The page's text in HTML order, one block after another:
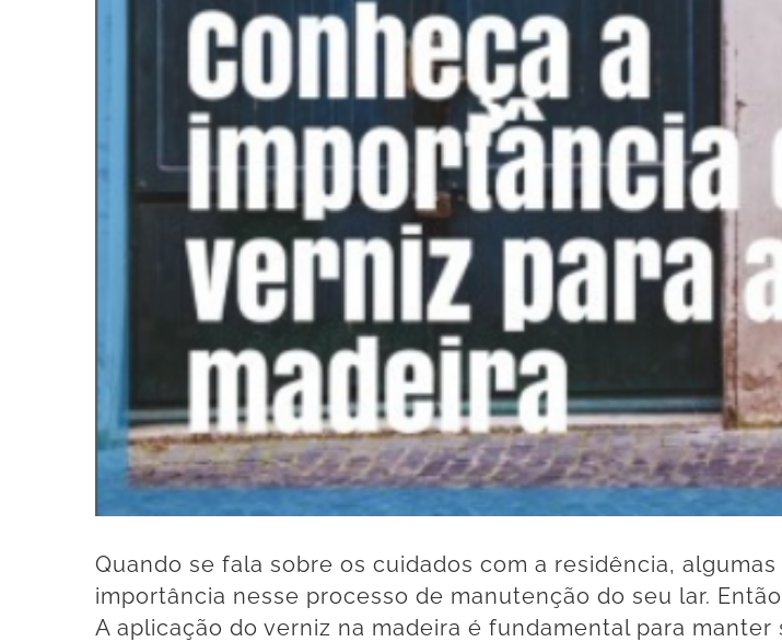
Quando se fala sobre os cuidados com a residência,
importância nesse processo de manutenção do seu lar.
A aplicação do verniz na madeira é fundamental para